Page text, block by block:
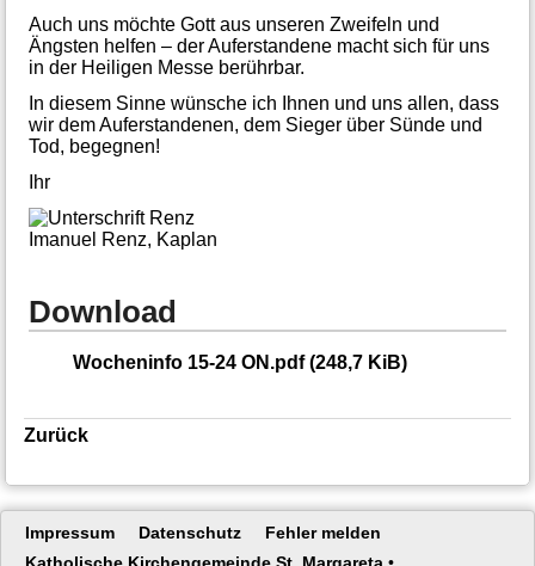
Auch uns möchte Gott aus unseren Zweifeln und
Ängsten helfen – der Auferstandene macht sich für uns
in der Heiligen Messe berührbar.
In diesem Sinne wünsche ich Ihnen und uns allen, dass
wir dem Auferstandenen, dem Sieger über Sünde und
Tod, begegnen!
Ihr
Imanuel Renz, Kaplan
Download
Wocheninfo 15-24 ON.pdf(248,7 KiB)
Zurück
Navigation
Impressum Datenschutz
Fehler melden